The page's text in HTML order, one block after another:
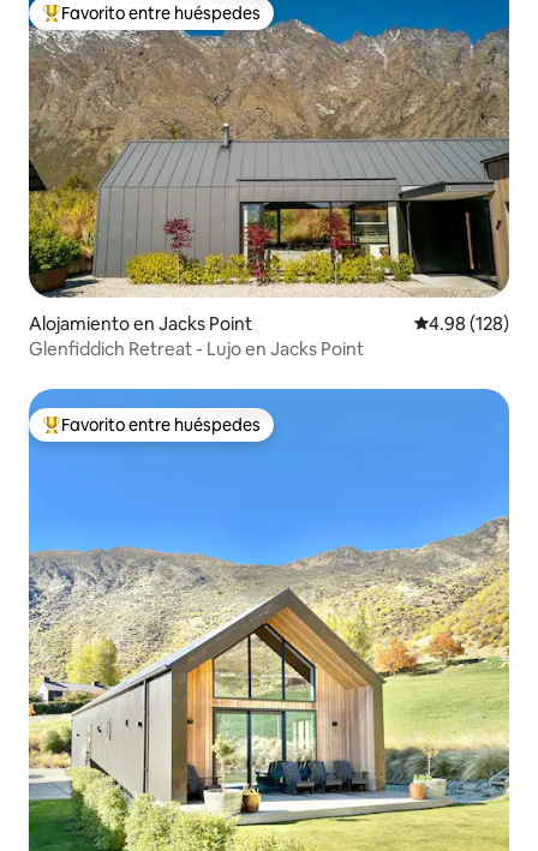
Favorito entre huéspedes preferido
Favorito entre huéspedes
Alojamiento en Jacks Point Calificación
4.98 (128)
Glenfiddich Retreat - Lujo en Jacks Point
Favorito entre huéspedes preferido
Favorito entre huéspedes